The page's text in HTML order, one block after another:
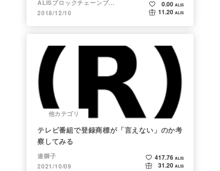
ALISブロックチェーンブログ
2018/12/10
0.00 ALIS
11.20 ALIS
他カテゴリ
テレビ番組で登録商標が「言えない」のか考
察してみる
連獅子
2021/10/09
417.76 ALIS
31.20 ALIS